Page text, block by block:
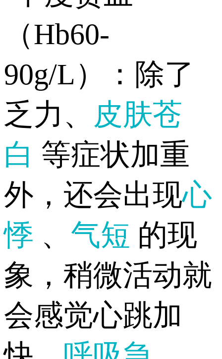
（Hb60-
90g/L）：除了
乏力、
皮肤苍
白 等症状加重
外，还会出现心
悸 、 气短 的现
象，稍微活动就
会感觉心跳加